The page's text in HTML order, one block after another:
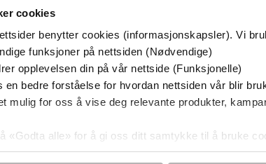
cookies
benytter cookies (informasjonskapsler). Vi
funksjoner på nettsiden (Nødvendige)
opplevelsen din på vår nettside (Funksjonelle)
en bedre forståelse for hvordan nettsiden vår blir
mulig for oss å vise deg relevante produkter,
«Godta alle» for å gi oss ditt samtykke til å bruke
til spesifikke formål ved å klikke på «Tilpass».
kjøpt